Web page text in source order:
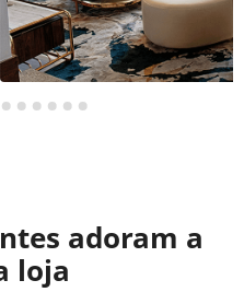
adoram a
loja